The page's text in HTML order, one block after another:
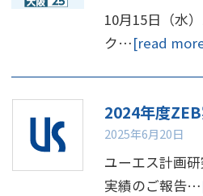
10月15日（水
ク…[read
2024年度
2025年6月20日
ユーエス計画
実績のご報告…